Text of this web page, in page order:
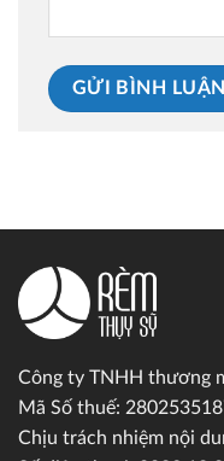
Công ty TNHH thương
Mã Số thuế:
Chịu trách nhiệm nội